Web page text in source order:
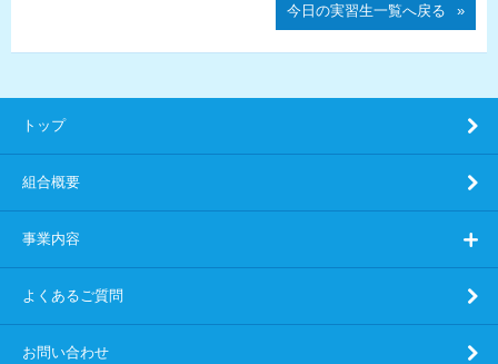
今日の実習生一覧へ戻る
トップ
組合概要
事業内容
よくあるご質問
お問い合わせ